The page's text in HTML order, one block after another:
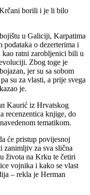
borili i je li bilo
u Galiciji, Karpatima
o dezerterima i
ratni zarobljenici bili u
Zbog toge je
jer su sa sobom
su za vlasti, a prije svega
je.
Kaurić iz Hrvatskog
recenzentica knjige, do
tematikom.
će pristup povijesnoj
zanimljiv za sva slična
života na Krku te četiri
vojnika i kako se vlast
– rekla je Herman